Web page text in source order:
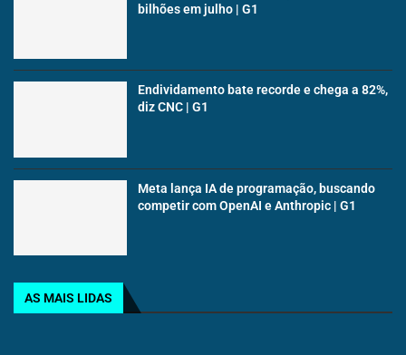
bilhões em julho | G1
Endividamento bate recorde e chega a 82%,
diz CNC | G1
Meta lança IA de programação, buscando
competir com OpenAI e Anthropic | G1
AS MAIS LIDAS